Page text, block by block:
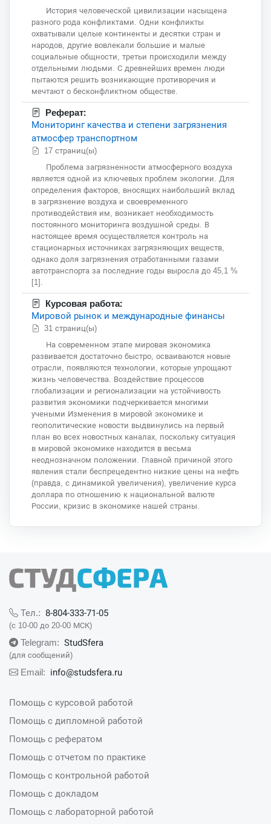
История человеческой цивилизации насыщена
разного рода конфликтами. Одни конфликты
охватывали целые континенты и десятки стран и
народов, другие вовлекали большие и малые
социальные общности, третьи происходили между
отдельными людьми. С древнейших времен люди
пытаются решить возникающие противоречия и
мечтают о бесконфликтном обществе.
Реферат:
Мониторинг качества и степени загрязнения
атмосфер транспортном
17 страниц(ы)
Проблема загрязненности атмосферного воздуха
является одной из ключевых проблем экологии. Для
определения факторов, вносящих наибольший вклад
в загрязнение воздуха и своевременного
противодействия им, возникает необходимость
постоянного мониторинга воздушной среды. В
настоящее время осуществляется контроль на
стационарных источниках загрязняющих веществ,
однако доля загрязнения отработанными газами
автотранспорта за последние годы выросла до 45,1 %
[1].
Курсовая работа:
Мировой рынок и международные финансы
31 страниц(ы)
На современном этапе мировая экономика
развивается достаточно быстро, осваиваются новые
отрасли, появляются технологии, которые упрощают
жизнь человечества. Воздействие процессов
глобализации и регионализации на устойчивость
развития экономики подчеркивается многими
учеными Изменения в мировой экономике и
геополитические новости выдвинулись на первый
план во всех новостных каналах, поскольку ситуация
в мировой экономике находится в весьма
неоднозначном положении. Главной причиной этого
явления стали беспрецедентно низкие цены на нефть
(правда, с динамикой увеличения), увеличение курса
доллара по отношению к национальной валюте
России, кризис в экономике нашей страны.
Тел.: 8-804-333-71-05
(с 10-00 до 20-00 МСК)
Telegram: StudSfera
(для сообщений)
Email: info@studsfera.ru
Помощь с курсовой работой
Помощь с дипломной работой
Помощь с рефератом
Помощь с отчетом по практике
Помощь с контрольной работой
Помощь с докладом
Помощь с лабораторной работой